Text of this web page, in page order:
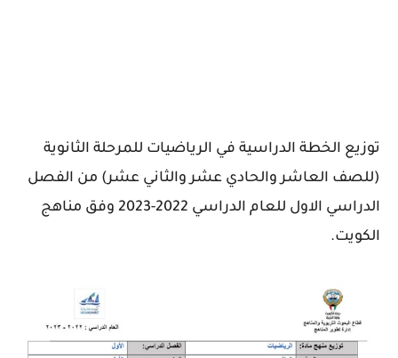
توزيع الخطة الدراسية في الرياضيات للمرحلة الثانوية
(للصف العاشر والحادي عشر والثاني عشر) من الفصل
الدراسي الاول للعام الدراسي 2022-2023 وفق مناهج
الكويت.